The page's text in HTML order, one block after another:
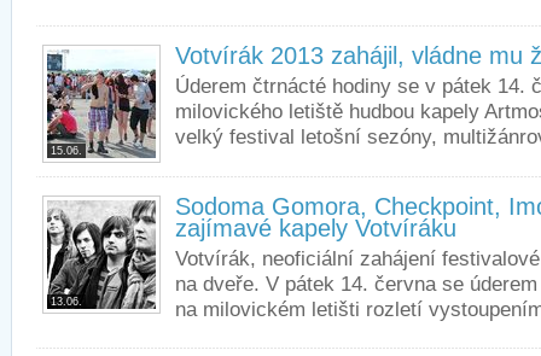
15.06.
Votvírák 2013 zahájil, vládne mu
Úderem čtrnácté hodiny se v pátek 14.
milovického letiště hudbou kapely
velký festival letošní sezóny,
13.06.
Sodoma Gomora, Checkpoint,
zajímavé kapely Votvíráku
Votvírák, neoficiální zahájení
na dveře. V pátek 14. června se
na milovickém letišti rozletí